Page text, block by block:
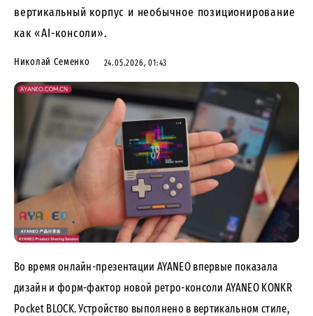
вертикальный корпус и необычное позиционирование
как «AI-консоли».
Николай Семенко 24.05.2026, 01:43
Во время онлайн-презентации AYANEO впервые показала
дизайн и форм-фактор новой ретро-консоли AYANEO KONKR
Pocket BLOCK. Устройство выполнено в вертикальном стиле,